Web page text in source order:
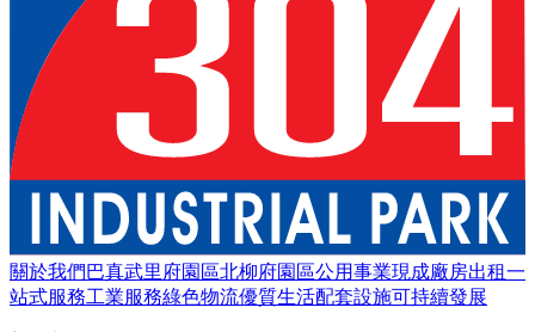
關於我們 巴真武里府園區北柳府園區公用事業現成廠房出租一
站式服務工業服務綠色物流優質生活配套設施可持續發展